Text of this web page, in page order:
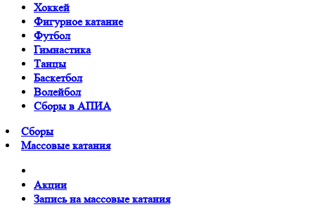
Хоккей
Фигурное катание
Футбол
Гимнастика
Танцы
Баскетбол
Волейбол
Сборы в АПИА
Сборы
Массовые катания
Акции
Запись на массовые катания